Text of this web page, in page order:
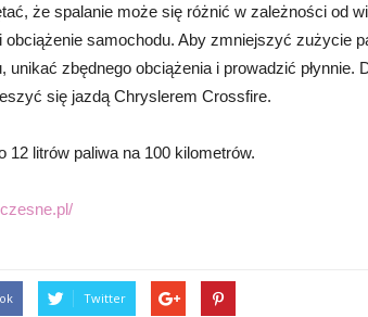
że spalanie może się różnić w zależności od
obciążenie samochodu. Aby zmniejszyć zużycie
unikać zbędnego obciążenia i prowadzić płynnie.
się jazdą Chryslerem Crossfire.
12 litrów paliwa na 100 kilometrów.
Twitter